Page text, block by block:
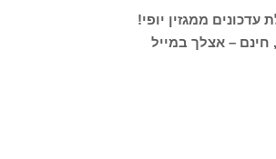
ממגזין יופי!
חינם – אצלך במייל